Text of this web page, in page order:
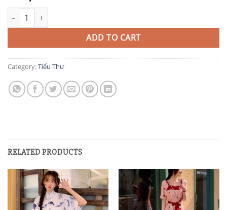
TIT178 quantity
ADD TO CART
Category:Tiểu Thư
RELATED PRODUCTS